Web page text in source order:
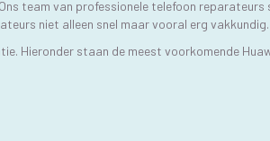
team van professionele telefoon
niet alleen snel maar vooral erg vakkundig.
Hieronder staan de meest voorkomende